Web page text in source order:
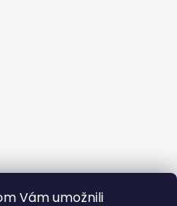
Vám umožnili